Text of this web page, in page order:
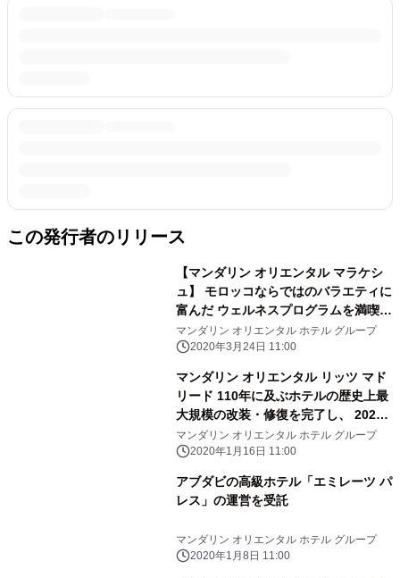
この発行者のリリース
【マンダリン オリエンタル マラケシ
ュ】 モロッコならではのバラエティに
富んだ ウェルネスプログラムを満喫頂
ける宿泊パッケージ 「スパ リ・トリ
ート」を発売
マンダリン オリエンタル ホテル グループ
2020年3月24日 11:00
マンダリン オリエンタル リッツ マド
リード 110年に及ぶホテルの歴史上最
大規模の改装・修復を完了し、 2020
年夏にリニューアルオープン
マンダリン オリエンタル ホテル グループ
2020年1月16日 11:00
アブダビの高級ホテル「エミレーツ パ
レス」の運営を受託
マンダリン オリエンタル ホテル グループ
2020年1月8日 11:00